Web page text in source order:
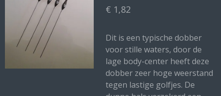
€ 1,82
Dit is een typische dobber
voor stille waters, door de
lage body-center heeft deze
dobber zeer hoge weerstand
tegen lastige golfjes. De